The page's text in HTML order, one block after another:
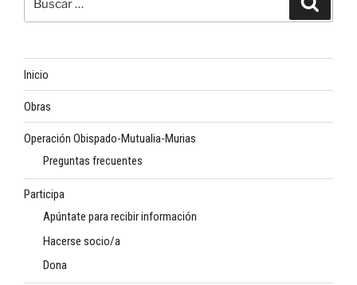
Inicio
Obras
Operación Obispado-Mutualia-Murias
Preguntas frecuentes
Participa
Apúntate para recibir información
Hacerse socio/a
Dona